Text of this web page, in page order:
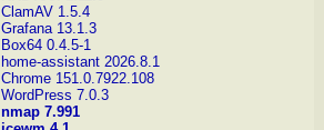
ClamAV 1.5.4
Grafana 13.1.3
Box64 0.4.5-1
home-assistant 2026.8.1
Chrome 151.0.7922.108
WordPress 7.0.3
nmap 7.991